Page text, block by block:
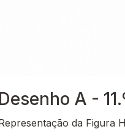
Desenho A -
da Figura